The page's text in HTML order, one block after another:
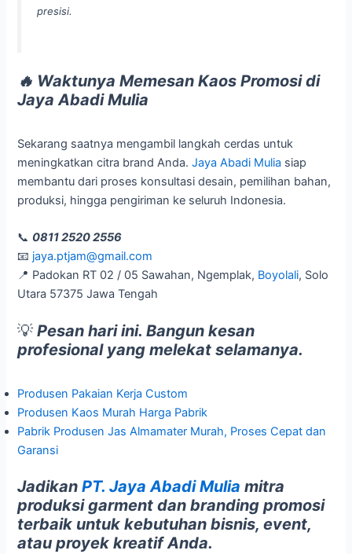
presisi.
🔥 Waktunya Memesan Kaos Promosi di
Jaya Abadi Mulia
Sekarang saatnya mengambil langkah cerdas untuk
meningkatkan citra brand Anda.Jaya Abadi Mulia siap
membantu dari proses konsultasi desain, pemilihan bahan,
produksi, hingga pengiriman ke seluruh Indonesia.
📞0811 2520 2556
📧 jaya.ptjam@gmail.com
📍 Padokan RT 02 / 05 Sawahan, Ngemplak, Boyolali, Solo
Utara 57375 Jawa Tengah
💡 Pesan hari ini. Bangun kesan
profesional yang melekat selamanya.
Produsen Pakaian Kerja Custom
Produsen Kaos Murah Harga Pabrik
Pabrik Produsen Jas Almamater Murah, Proses Cepat dan
Garansi
JadikanPT. Jaya Abadi Mulia mitra
produksi garment dan branding promosi
terbaik untuk kebutuhan bisnis, event,
atau proyek kreatif Anda.